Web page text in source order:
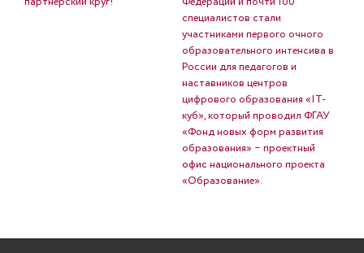
специалистов стали
участниками первого очного
образовательного интенсива в
России для педагогов и
наставников центров
цифрового образования «IT-
куб», который проводил ФГАУ
«Фонд новых форм развития
образования» ‒ проектный
офис национального проекта
«Образование».